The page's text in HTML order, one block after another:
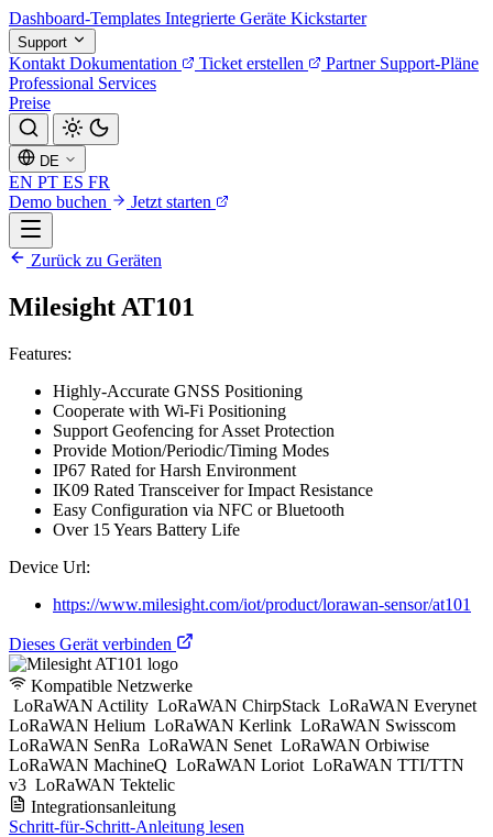
Dashboard-Templates Integrierte Geräte Kickstarter
Support
Kontakt Dokumentation Ticket erstellen Partner Support-Pläne
Professional Services
Preise
DE
EN PT ES FR
Demo buchen
Jetzt starten
Zurück zu Geräten
Milesight AT101
Features:
Highly-Accurate GNSS Positioning
Cooperate with Wi-Fi Positioning
Support Geofencing for Asset Protection
Provide Motion/Periodic/Timing Modes
IP67 Rated for Harsh Environment
IK09 Rated Transceiver for Impact Resistance
Easy Configuration via NFC or Bluetooth
Over 15 Years Battery Life
Device Url:
https://www.milesight.com/iot/product/lorawan-sensor/at101
Dieses Gerät verbinden
Kompatible Netzwerke
LoRaWAN Actility LoRaWAN ChirpStack LoRaWAN Everynet
LoRaWAN Helium LoRaWAN Kerlink LoRaWAN Swisscom
LoRaWAN SenRa LoRaWAN Senet LoRaWAN Orbiwise
LoRaWAN MachineQ LoRaWAN Loriot LoRaWAN TTI/TTN
v3 LoRaWAN Tektelic
Integrationsanleitung
Schritt-für-Schritt-Anleitung lesen